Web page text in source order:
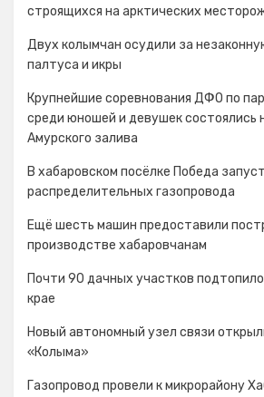
строящихся на арктических
Двух колымчан осудили за
палтуса и икры
Крупнейшие соревнования ДФО по
среди юношей и девушек состоялись
Амурского залива
В хабаровском посёлке Победа
распределительных газопровода
Ещё шесть машин предоставили
производстве хабаровчанам
Почти 90 дачных участков
крае
Новый автономный узел связи
«Колыма»
Газопровод провели к микрорайону